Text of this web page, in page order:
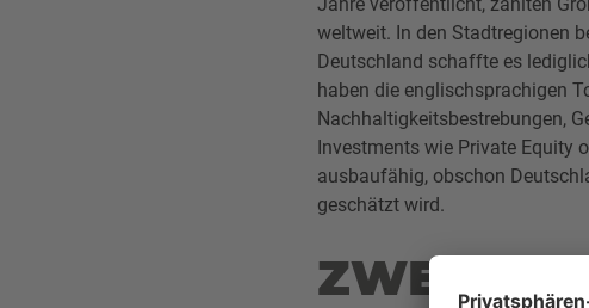
weltweit. In den Stadtregionen
Deutschland schaffte es
haben die englischsprachigen
Nachhaltigkeitsbestrebungen,
Investments wie Private Equity
ausbaufähig, obschon
geschätzt wird.
ZWEI